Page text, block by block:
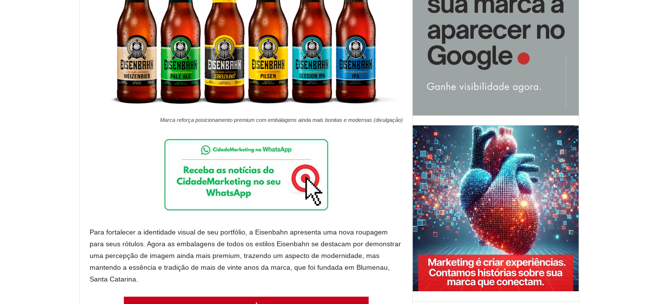
Marca reforça posicionamento premium com embalagens ainda mais bonitas e modernas (divulgação)
Para fortalecer a identidade visual de seu portfólio, a Eisenbahn apresenta uma nova roupagem
para seus rótulos. Agora as embalagens de todos os estilos Eisenbahn se destacam por demonstrar
uma percepção de imagem ainda mais premium, trazendo um aspecto de modernidade, mas
mantendo a essência e tradição de mais de vinte anos da marca, que foi fundada em Blumenau,
Santa Catarina.